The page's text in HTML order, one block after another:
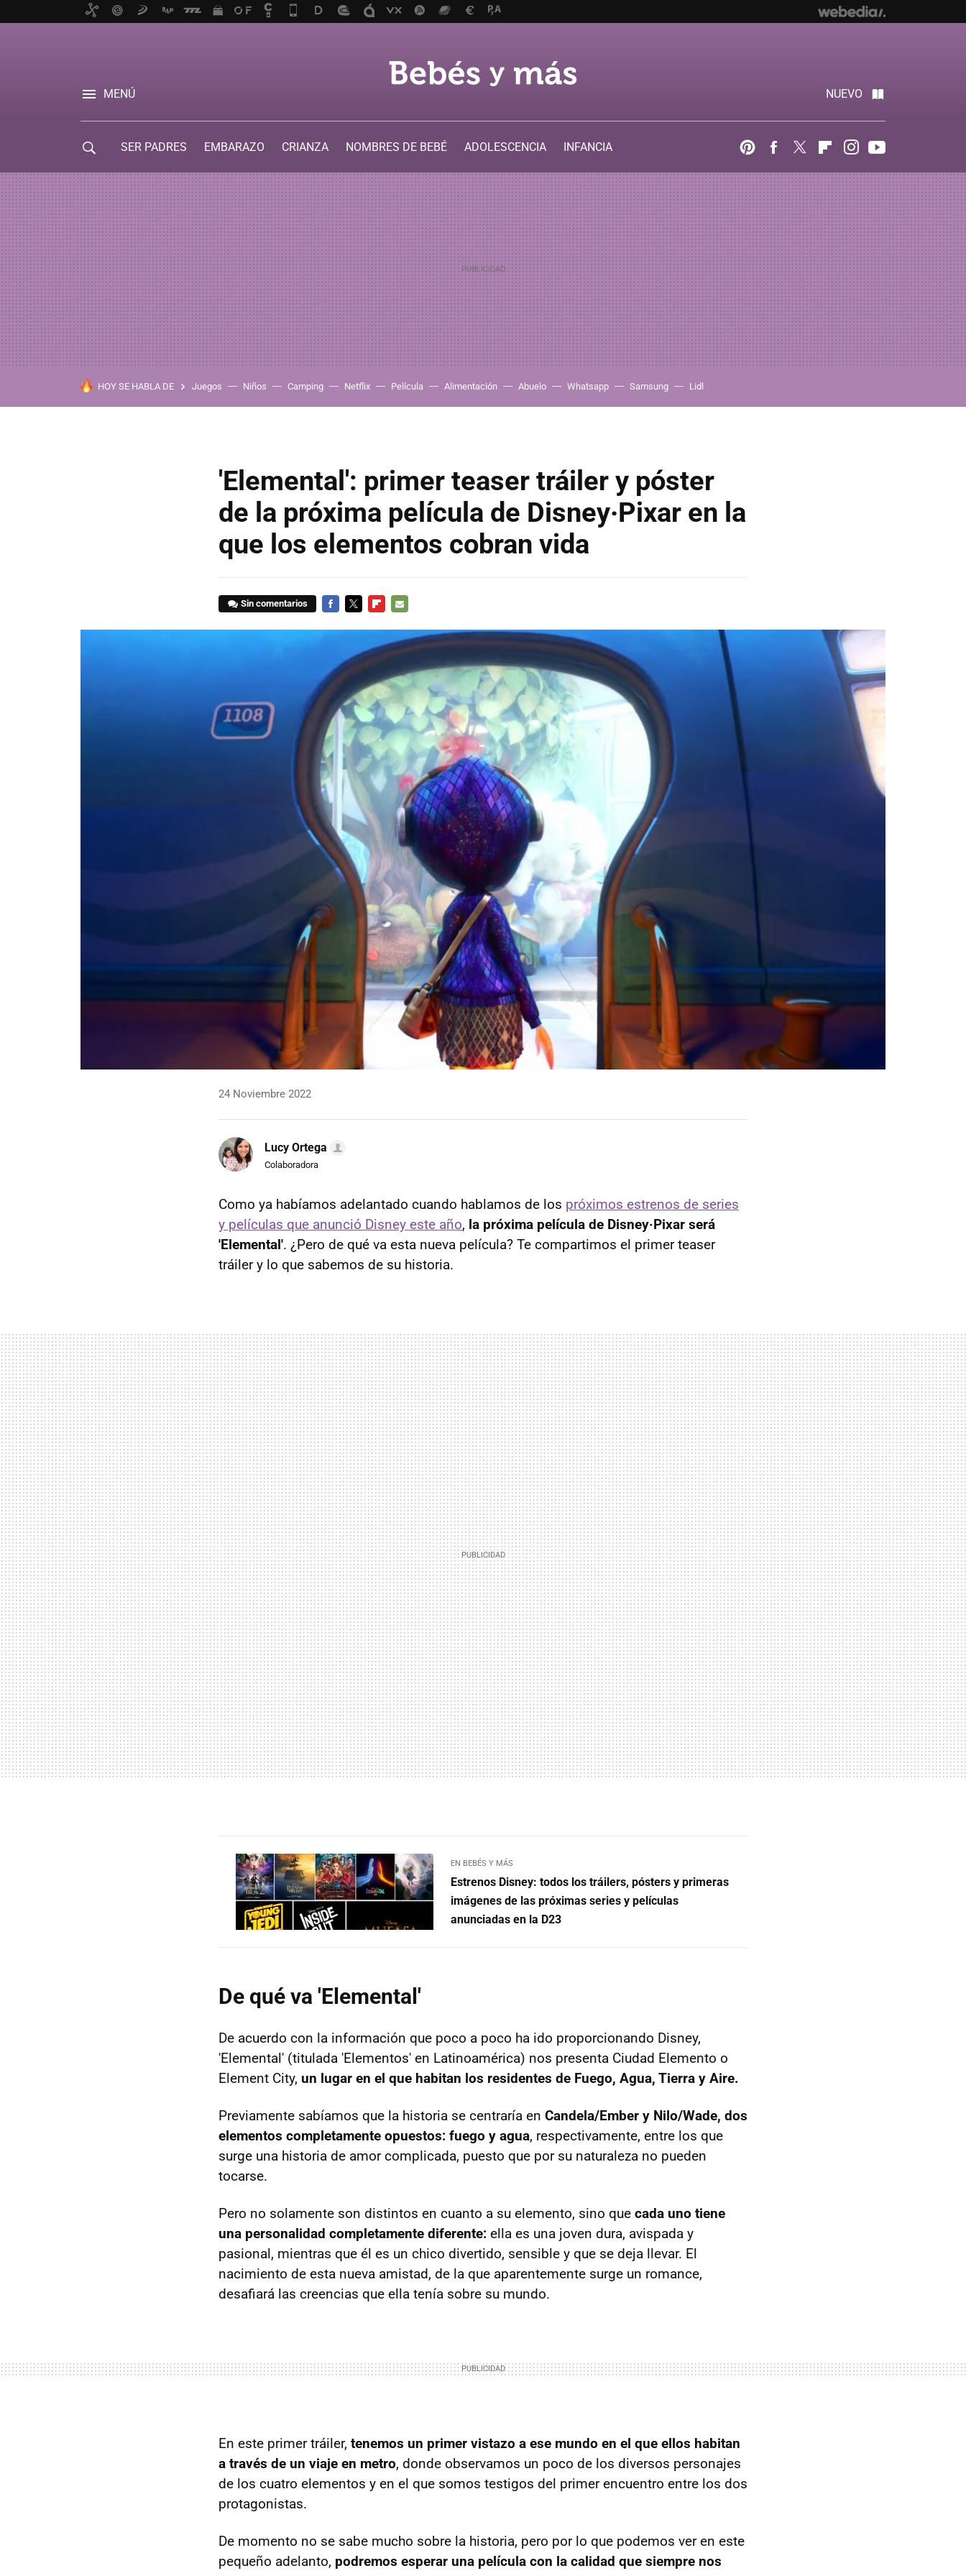
MENÚ NUEVO
SER PADRES EMBARAZO CRIANZA NOMBRES DE BEBÉ ADOLESCENCIA
INFANCIA
PinterestFacebook
Twitter FlipboardInstagram
HOY SE HABLA DE Juegos Niños Camping Netflix Película Alimentación Abuelo Whatsapp Samsung Lidl
'Elemental': primer teaser tráiler y póster
de la próxima película de Disney‧Pixar en la
que los elementos cobran vida
Sin comentarios
MAIL
24 Noviembre 2022
Lucy Ortega
Colaboradora
Como ya habíamos adelantado cuando hablamos de los próximos estrenos de series
y películas que anunció Disney este año, la próxima película de Disney‧Pixar será
'Elemental'. ¿Pero de qué va esta nueva película? Te compartimos el primer teaser
tráiler y lo que sabemos de su historia.
EN BEBÉS Y MÁS
Estrenos Disney: todos los tráilers, pósters y primeras
imágenes de las próximas series y películas
anunciadas en la D23
De qué va 'Elemental'
De acuerdo con la información que poco a poco ha ido proporcionando Disney,
'Elemental' (titulada 'Elementos' en Latinoamérica) nos presenta Ciudad Elemento o
Element City, un lugar en el que habitan los residentes de Fuego, Agua, Tierra y Aire.
Previamente sabíamos que la historia se centraría en Candela/Ember y Nilo/Wade, dos
elementos completamente opuestos: fuego y agua, respectivamente, entre los que
surge una historia de amor complicada, puesto que por su naturaleza no pueden
tocarse.
Pero no solamente son distintos en cuanto a su elemento, sino que cada uno tiene
una personalidad completamente diferente: ella es una joven dura, avispada y
pasional, mientras que él es un chico divertido, sensible y que se deja llevar. El
nacimiento de esta nueva amistad, de la que aparentemente surge un romance,
desafiará las creencias que ella tenía sobre su mundo.
En este primer tráiler, tenemos un primer vistazo a ese mundo en el que ellos habitan
a través de un viaje en metro, donde observamos un poco de los diversos personajes
de los cuatro elementos y en el que somos testigos del primer encuentro entre los dos
protagonistas.
De momento no se sabe mucho sobre la historia, pero por lo que podemos ver en este
pequeño adelanto, podremos esperar una película con la calidad que siempre nos